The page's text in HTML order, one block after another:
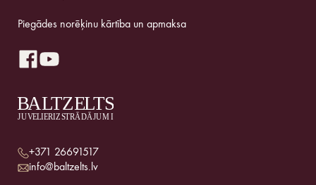
Piegādes norēķinu kārtība un apmaksa
+371 26691517
info@baltzelts.lv